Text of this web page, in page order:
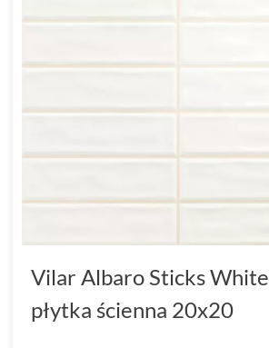
Vilar Albaro Sticks White
płytka ścienna 20x20